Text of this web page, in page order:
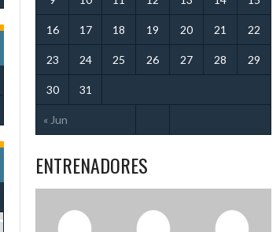
« Jun
16 17 18 19 20 21 22
23 24 25 26 27 28 29
30 31
ENTRENADORES